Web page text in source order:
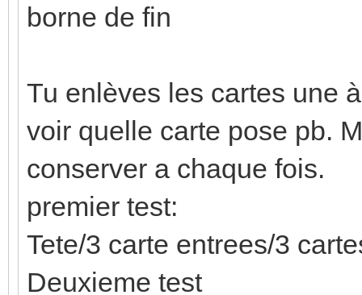
borne de fin
Tu enlèves les cartes une
voir quelle carte pose pb.
conserver a chaque fois.
premier test:
Tete/3 carte entrees/3
Deuxieme test